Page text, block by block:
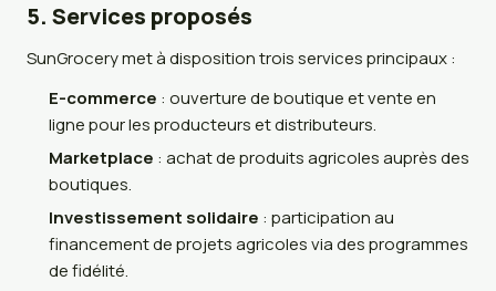
5. Services proposés
SunGrocery met à disposition trois services principaux :
E-commerce : ouverture de boutique et vente en
ligne pour les producteurs et distributeurs.
Marketplace : achat de produits agricoles auprès des
boutiques.
Investissement solidaire : participation au
financement de projets agricoles via des programmes
de fidélité.